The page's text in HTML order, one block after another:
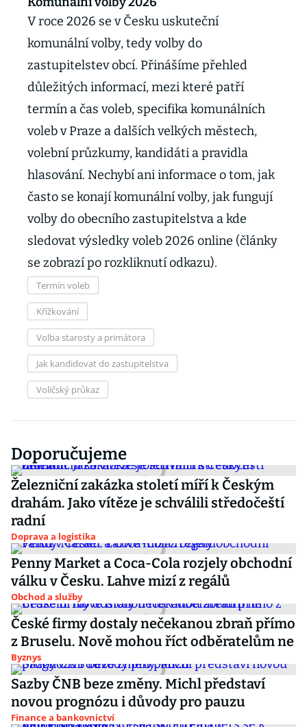
V roce 2026 se v Česku uskuteční
komunální volby, tedy volby do
zastupitelstev obcí. Přinášíme přehled
důležitých informací, mezi které patří
termín a čas voleb, specifika komunálních
voleb v Praze a dalších velkých městech,
volební průzkumy, kandidáti a pravidla
hlasování. Nechybí ani informace o tom, jak
často se konají komunální volby, jak fungují
volby do obecního zastupitelstva a kde
sledovat výsledky voleb 2026 online (články
se zobrazí po rozkliknutí odkazu).
Termín voleb
Křížkování
Volba starosty a primátora
Jak kandidovat do zastupitelstva
Voličský průkaz
Doporučujeme
Železniční zakázka století míří k Českým
drahám. Jako vítěze je schválili středočeští
radní
Doprava a logistika
Penny Market a Coca-Cola rozjely obchodní
válku v Česku. Lahve mizí z regálů
Obchod a služby
České firmy dostaly nečekanou zbraň přímo
z Bruselu. Nově mohou říct odběratelům ne
Byznys
Sazby ČNB beze změny. Michl představí
novou prognózu i důvody pro pauzu
Finance a bankovnictví